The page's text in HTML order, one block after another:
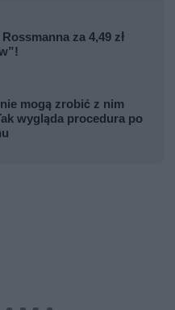
za 4,49 zł
mogą zrobić z nim
wygląda procedura po